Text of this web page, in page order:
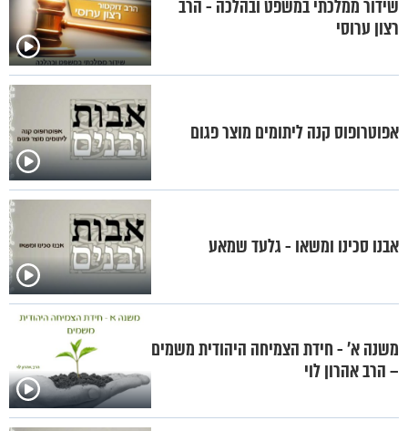
שידור ממלכתי במשפט ובהלכה - הרב
רצון ערוסי
אפוטרופוס קנה ליתומים מוצר פגום
אבנו סכינו ומשאו - גלעד שמאע
משנה א' - חידת הצמיחה היהודית משמים
– הרב אהרון לוי